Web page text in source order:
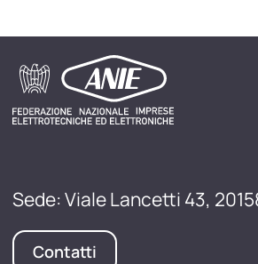
Sede: Viale Lancetti 43,
Contatti